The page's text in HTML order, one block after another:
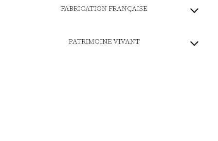
FABRICATION FRANÇAISE
PATRIMOINE VIVANT